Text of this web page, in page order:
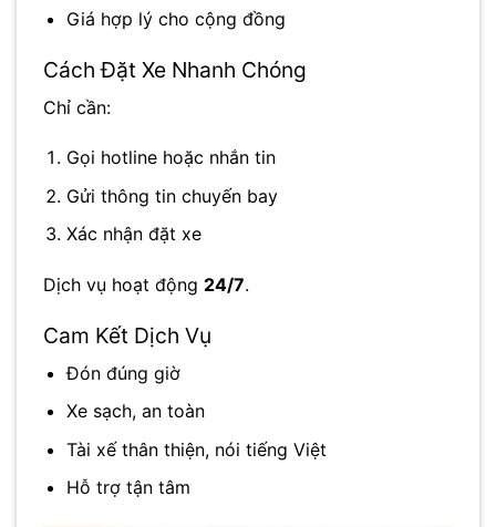
Giá hợp lý cho cộng đồng
Cách Đặt Xe Nhanh Chóng
Chỉ cần:
Gọi hotline hoặc nhắn tin
Gửi thông tin chuyến bay
Xác nhận đặt xe
Dịch vụ hoạt động 24/7.
Cam Kết Dịch Vụ
Đón đúng giờ
Xe sạch, an toàn
Tài xế thân thiện, nói tiếng Việt
Hỗ trợ tận tâm